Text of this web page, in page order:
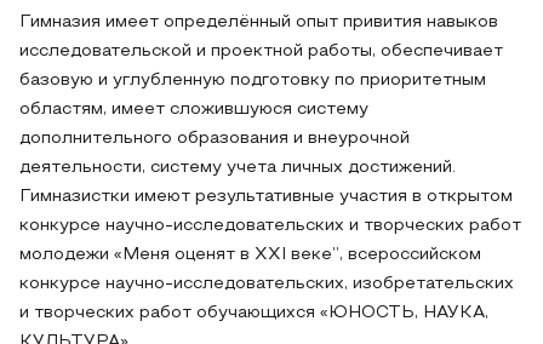
Гимназия имеет определённый опыт привития навыков
исследовательской и проектной работы, обеспечивает
базовую и углубленную подготовку по приоритетным
областям, имеет сложившуюся систему
дополнительного образования и внеурочной
деятельности, систему учета личных достижений.
Гимназистки имеют результативные участия в открытом
конкурсе научно-исследовательских и творческих работ
молодежи «Меня оценят в XXI веке”, всероссийском
конкурсе научно-исследовательских, изобретательских
и творческих работ обучающихся «ЮНОСТЬ, НАУКА,